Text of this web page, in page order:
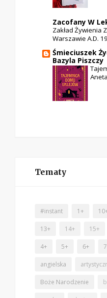
Zacofany W
Zakład Żywienia
Warszawie A.D.
Śmieciuszek
Bazyla Piszczy
Tematy
#instant 1+
13+ 14+ 15+
4+ 5+ 6+
angielska
Boże Narodzenie